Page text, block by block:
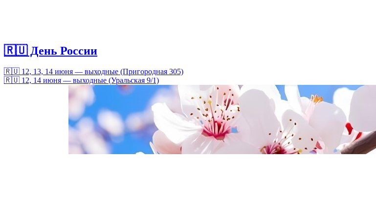
🇷🇺 День России
🇷🇺 12, 13, 14 июня — выходные (Пригородная 305)
🇷🇺 12, 14 июня — выходные (Уральская 9/1)